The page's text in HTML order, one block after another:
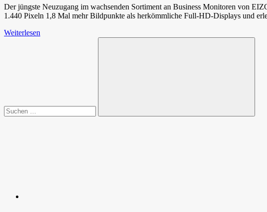
Der jüngste Neuzugang im wachsenden Sortiment an Business Monitoren von
1.440 Pixeln 1,8 Mal mehr Bildpunkte als herkömmliche Full-HD-Displays und
Weiterlesen
Suchen